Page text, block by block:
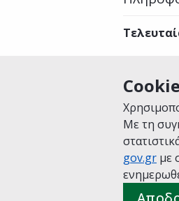
Με τη
gov.gr με
Αρχική